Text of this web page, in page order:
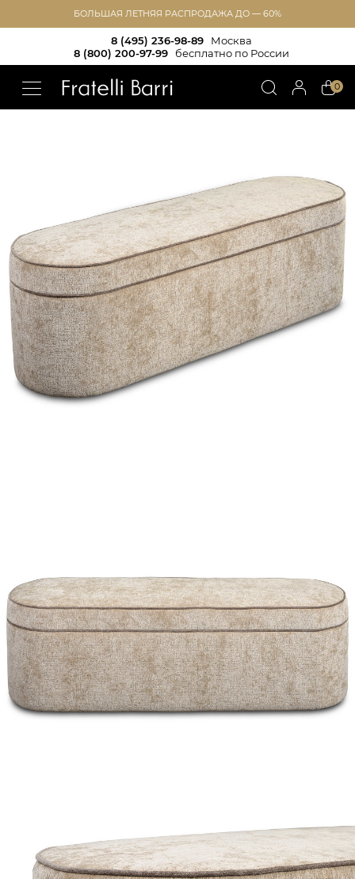
БОЛЬШАЯ ЛЕТНЯЯ РАСПРОДАЖА ДО — 60%
8 (495) 236-98-89
Москва
8 (800) 200-97-99
бесплатно по России
0